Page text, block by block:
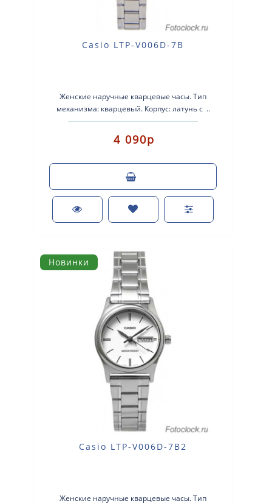
Casio LTP-V006D-7B
Женские наручные кварцевые часы. Тип
механизма: кварцевый. Корпус: латунь с ..
4 090р
Новинки
Casio LTP-V006D-7B2
Женские наручные кварцевые часы. Тип